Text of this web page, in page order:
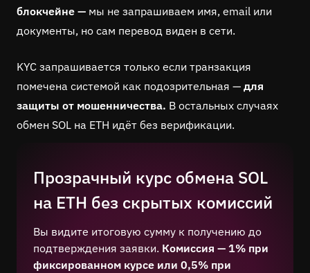
блокчейне — мы не запрашиваем имя, email или
документы, но сам перевод виден в сети.
KYC запрашивается только если транзакция
помечена системой как подозрительная — для
защиты от мошенничества. В остальных случаях
обмен SOL на ETH идёт без верификации.
Прозрачный курс обмена SOL
на ETH без скрытых комиссий
Вы видите итоговую сумму к получению до
подтверждения заявки. Комиссия — 1% при
фиксированном курсе или 0,5% при